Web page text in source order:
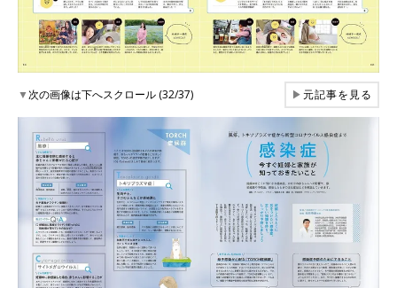
▼次の画像は下へスクロール (32/37) ▶元記事を見る